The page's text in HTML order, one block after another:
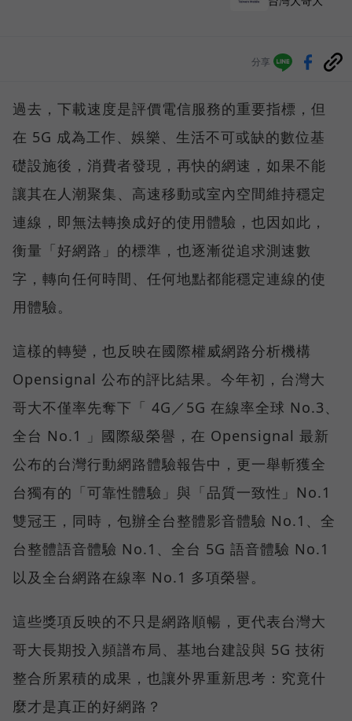
分享
過去，下載速度是評價電信服務的重要指標，但
在 5G 成為工作、娛樂、生活不可或缺的數位基
礎設施後，消費者發現，再快的網速，如果不能
讓其在人潮聚集、高速移動或室內空間維持穩定
連線，即無法轉換成好的使用體驗，也因如此，
衡量「好網路」的標準，也逐漸從追求測速數
字，轉向任何時間、任何地點都能穩定連線的使
用體驗。
這樣的轉變，也反映在國際權威網路分析機構
Opensignal 公布的評比結果。今年初，台灣大
哥大不僅率先奪下「 4G／5G 在線率全球 No.3、
全台 No.1 」國際級榮譽，在 Opensignal 最新
公布的台灣行動網路體驗報告中，更一舉斬獲全
台獨有的「可靠性體驗」與「品質一致性」No.1
雙冠王，同時，包辦全台整體影音體驗 No.1、全
台整體語音體驗 No.1、全台 5G 語音體驗 No.1
以及全台網路在線率 No.1 多項榮譽。
這些獎項反映的不只是網路順暢，更代表台灣大
哥大長期投入頻譜布局、基地台建設與 5G 技術
整合所累積的成果，也讓外界重新思考：究竟什
麼才是真正的好網路？